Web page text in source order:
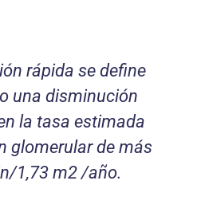
rápida se define
una disminución
la tasa estimada
glomerular de más
1,73 m2 /año.